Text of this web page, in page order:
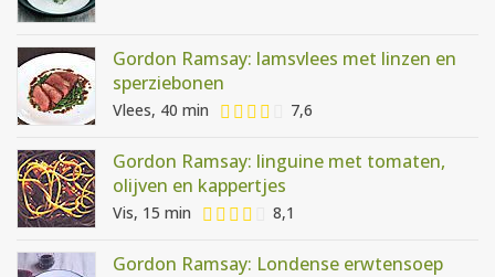
Gordon Ramsay: lamsvlees met linzen en
sperziebonen
Vlees, 40 min 7,6
Gordon Ramsay: linguine met tomaten,
olijven en kappertjes
Vis, 15 min 8,1
Gordon Ramsay: Londense erwtensoep